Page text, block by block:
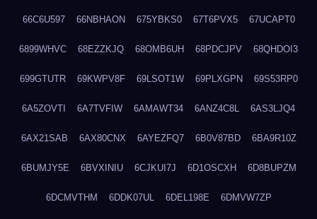
66C6U597 66NBHAON 675YBKS0 67T6PVX5 67UCAPT0
6899WHVC 68EZZKJQ 68OMB6UH 68PDCJPV 68QHDOI3
699GTUTR 69KWPV8F 69LSOT1W 69PLXGPN 69S53RP0
6A5ZOVTI 6A7TVFIW 6AMAWT34 6ANZ4C8L 6AS3LJQ4
6AX21SAB 6AX80CNX 6AYEZFQ7 6B0V87BD 6BA9R10Z
6BUMJY5E 6BVXINIU 6CJKUI7J 6D1OSCXH 6D8BUPZM
6DCMVTHM 6DDK07UL 6DEL198E 6DMVW7ZP